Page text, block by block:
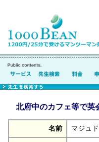
北府中のカフェ等で英
名前 マジュ